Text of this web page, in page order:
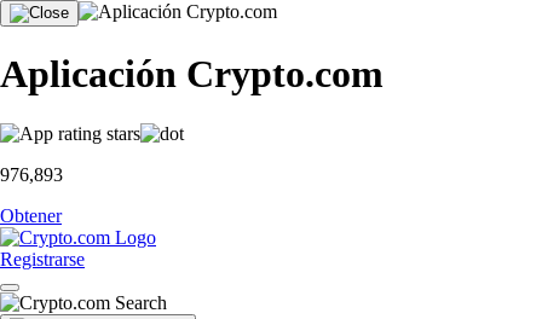
Aplicación Crypto.com
976,893
Obtener
Registrarse